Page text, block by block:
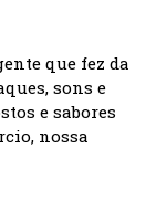
que fez da
sons e
e sabores
nossa